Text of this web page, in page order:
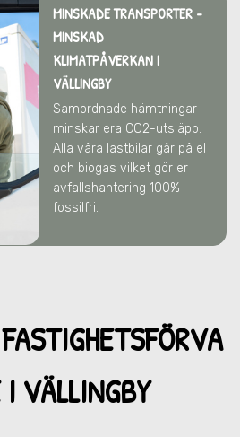
MINSKADE TRANSPORTER -
MINSKAD
KLIMATPÅVERKANI
VÄLLINGBY
Samordnade hämtningar
minskar era CO2-utsläpp.
Alla våra lastbilar går på el
och biogas vilket gör er
avfallshantering 100%
fossilfri.
FASTIGHETSFÖRVA
I VÄLLINGBY